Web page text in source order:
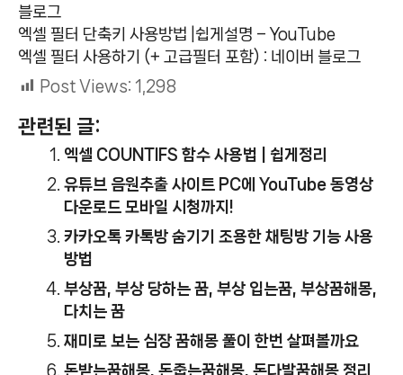
블로그
엑셀 필터 단축키 사용방법 |쉽게설명 – YouTube
엑셀 필터 사용하기 (+ 고급필터 포함) : 네이버 블로그
Post Views: 1,298
관련된 글:
엑셀 COUNTIFS 함수 사용법 | 쉽게정리
유튜브 음원추출 사이트 PC에 YouTube 동영상
다운로드 모바일 시청까지!
카카오톡 카톡방 숨기기 조용한 채팅방 기능 사용
방법
부상꿈, 부상 당하는 꿈, 부상 입는꿈, 부상꿈해몽,
다치는 꿈
재미로 보는 심장 꿈해몽 풀이 한번 살펴볼까요
돈받는꿈해몽, 돈줍는꿈해몽, 돈다발꿈해몽 정리